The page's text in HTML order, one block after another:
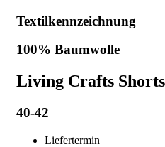
Textilkennzeichnung
100% Baumwolle
Living Crafts
40-42
Liefertermin